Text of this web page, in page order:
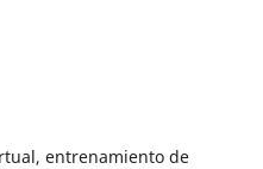
entrenamiento de